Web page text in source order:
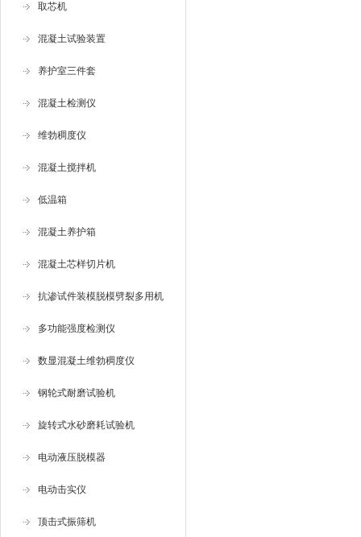
取芯机
混凝土试验装置
养护室三件套
混凝土检测仪
维勃稠度仪
混凝土搅拌机
低温箱
混凝土养护箱
混凝土芯样切片机
抗渗试件装模脱模劈裂多用机
多功能强度检测仪
数显混凝土维勃稠度仪
钢轮式耐磨试验机
旋转式水砂磨耗试验机
电动液压脱模器
电动击实仪
顶击式振筛机